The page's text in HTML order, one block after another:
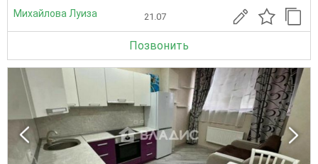
Михайлова Луиза 21.07
Позвонить